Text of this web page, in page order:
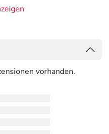
vorhanden.